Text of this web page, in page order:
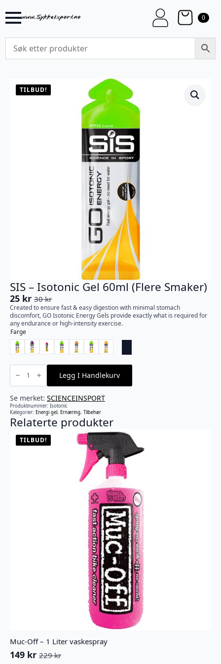
0
TILBUD!
SIS – Isotonic Gel 60ml (Flere Smaker)
30kr
Opprinnelig
pris
var:
30 kr.
25 kr
Nåværende
pris
er:
25 kr.
Created to ensure fast & easy digestion with minimal stomach
discomfort, GO Isotonic Energy Gels provide exactly what is required for
any endurance or high-intensity exercise.
Farge
SIS
Isotonic
Gel
(Flere
Smaker)
antall
Legg I Handlekurv
Se merket: SCIENCEINSPORT
Produktnummer: Isotonic
Kategorier: Energi gel, Ernæring, Tilbehør
Relaterte produkter
TILBUD!
Muc-Off – 1 Liter vaskespray
229kr
Opprinnelig
149 kr
Nåværende